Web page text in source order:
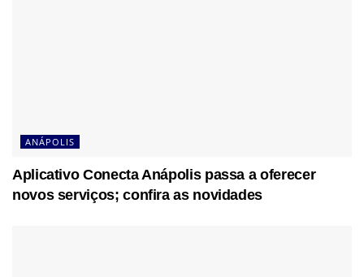
ANÁPOLIS
Aplicativo Conecta Anápolis passa a oferecer
novos serviços; confira as novidades